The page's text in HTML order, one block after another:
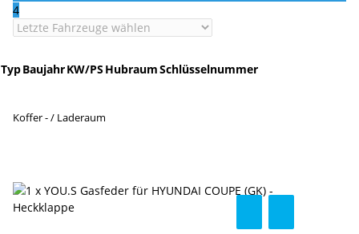
4
TypBaujahrKW/PS HubraumSchlüsselnummer
Koffer - / Laderaum